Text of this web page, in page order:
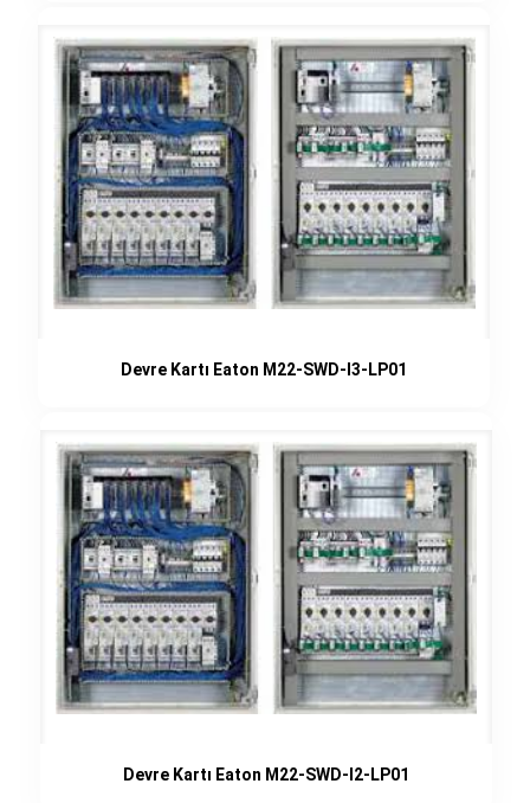
Devre Kartı Eaton M22-SWD-I3-LP01
Devre Kartı Eaton M22-SWD-I2-LP01